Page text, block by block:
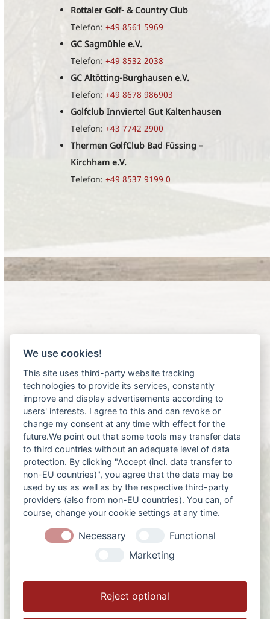
Rottaler Golf- & Country Club
Telefon:+49 8561 5969
GC Sagmühle e.V.
Telefon:+49 8532 2038
GC Altötting-Burghausen e.V.
Telefon:+49 8678 986903
Golfclub Innviertel Gut Kaltenhausen
Telefon:+43 7742 2900
Thermen GolfClub Bad Füssing –
Kirchham e.V.
Telefon:+49 8537 9199 0
Telefon:
Golfclub Maria Theresia
Telefon:+43 7732 3944
Celtic Golf Course – Schärding
Telefon:+43 7719 8110
Donau Golf Club Passau Rassbach e.V.
Telefon:
+49 8501 91313
Golf- und Landclub Bayerwald e.V.
Telefon:+49 8581 1040
Golfclub Altötting-Burghausen e.V.
Golfclub Pleiskirchen
+49 8635 70890 3
Telefon:+49 8638 887488
We use cookies!
This site uses third-party website tracking
technologies to provide its services, constantly
improve and display advertisements according to
users' interests. I agree to this and can revoke or
change my consent at any time with effect for the
future.We point out that some tools may transfer data
to third countries without an adequate level of data
protection. By clicking "Accept (incl. data transfer to
non-EU countries)", you agree that the data may be
used by us as well as by the respective third-party
providers (also from non-EU countries). You can, of
course, change your cookie settings at any time.
Necessary
Functional
Marketing
Reject optional